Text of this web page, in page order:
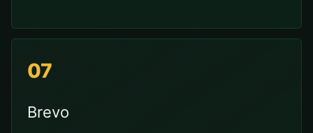
07
Brevo